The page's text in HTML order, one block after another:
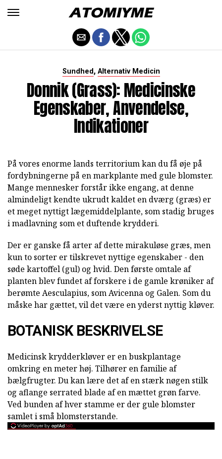
Sundhed, Alternativ Medicin
Donnik (Grass): Medicinske
Egenskaber, Anvendelse,
Indikationer
På vores enorme lands territorium kan du få øje på
fordybningerne på en markplante med gule blomster.
Mange mennesker forstår ikke engang, at denne
almindeligt kendte ukrudt kaldet en dværg (græs) er
et meget nyttigt lægemiddelplante, som stadig bruges
i madlavning som et duftende krydderi.
Der er ganske få arter af dette mirakuløse græs, men
kun to sorter er tilskrevet nyttige egenskaber - den
søde kartoffel (gul) og hvid. Den første omtale af
planten blev fundet af forskere i de gamle krøniker af
berømte Aesculapius, som Avicenna og Galen. Som du
måske har gættet, vil det være en yderst nyttig kløver.
BOTANISK BESKRIVELSE
Medicinsk krydderkløver er en buskplantage
omkring en meter høj. Tilhører en familie af
bælgfrugter. Du kan lære det af en stærk nøgen stilk
og aflange serrated blade af en mættet grøn farve.
Ved bunden af hver stamme er der gule blomster
samlet i små blomsterstande.